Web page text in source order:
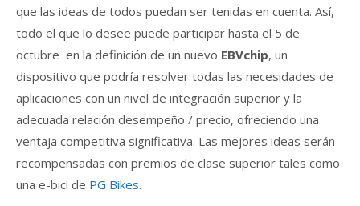
que las ideas de todos puedan ser tenidas en cuenta. Así,
todo el que lo desee puede participar hasta el 5 de
octubre en la definición de un nuevo EBVchip, un
dispositivo que podría resolver todas las necesidades de
aplicaciones con un nivel de integración superior y la
adecuada relación desempeño / precio, ofreciendo una
ventaja competitiva significativa. Las mejores ideas serán
recompensadas ​​con premios de clase superior tales como
una e-bici de PG Bikes.